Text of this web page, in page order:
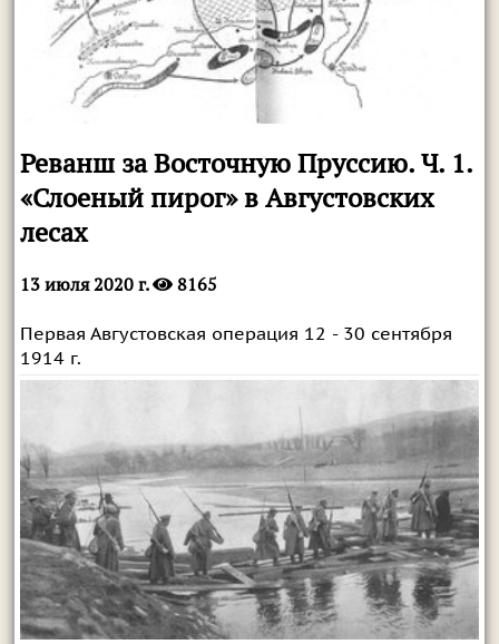
Реванш за Восточную Пруссию. Ч. 1.
«Слоеный пирог» в Августовских
лесах
13 июля 2020 г. 8165
Первая Августовская операция 12 - 30 сентября
1914 г.